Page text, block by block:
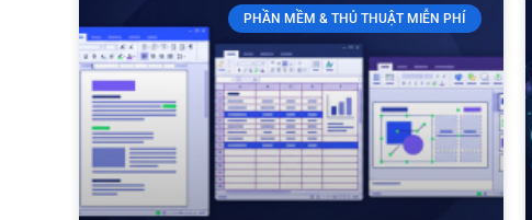
PHẦN MỀM & THỦ THUẬT MIỄN PHÍ